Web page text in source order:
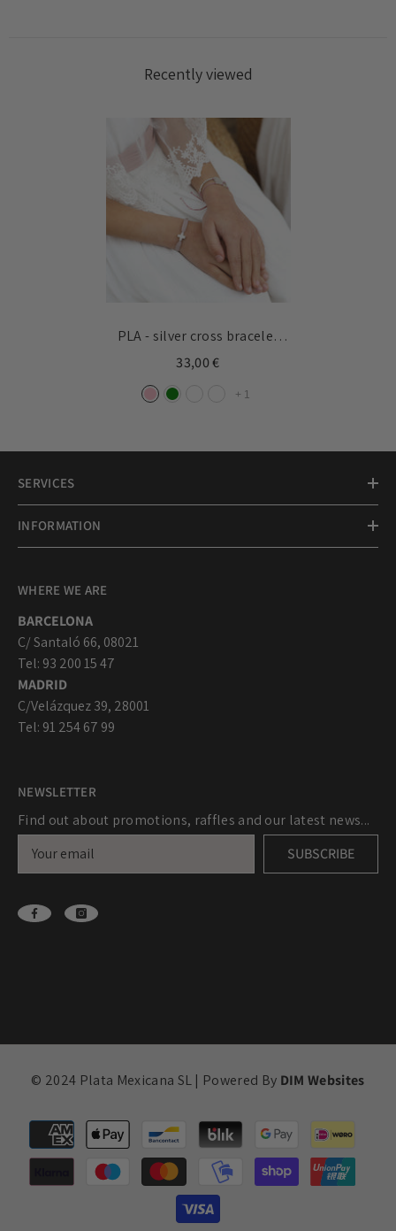
Recently viewed
PLA - silver cross bracelet
10mm
33,00 €
+ 1
SERVICES
INFORMATION
WHERE WE ARE
BARCELONA
C/ Santaló 66, 08021
Tel: 93 200 15 47
MADRID
C/Velázquez 39, 28001
Tel: 91 254 67 99
NEWSLETTER
Find out about promotions, raffles and our latest news...
SUBSCRIBE
© 2024 Plata Mexicana SL | Powered By DIM Websites
Payment
methods